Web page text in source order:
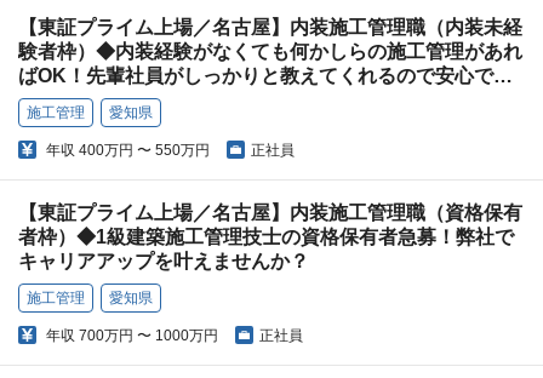
【東証プライム上場／名古屋】内装施工管理職（内装未経
験者枠）◆内装経験がなくても何かしらの施工管理があれ
ばOK！先輩社員がしっかりと教えてくれるので安心で
す！
施工管理 愛知県
年収 400万円 〜 550万円 正社員
【東証プライム上場／名古屋】内装施工管理職（資格保有
者枠）◆1級建築施工管理技士の資格保有者急募！弊社で
キャリアアップを叶えませんか？
施工管理 愛知県
年収 700万円 〜 1000万円 正社員